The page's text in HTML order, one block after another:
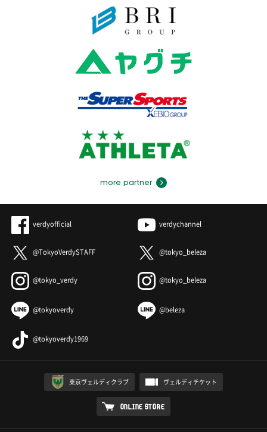
more partner
verdyofficial verdychannel
@TokyoVerdySTAFF @tokyo_beleza
@tokyo_verdy @tokyo_beleza
@tokyoverdy @beleza
@tokyoverdy1969
東京ヴェルディクラブ ヴェルディチケット
ONLINE STORE